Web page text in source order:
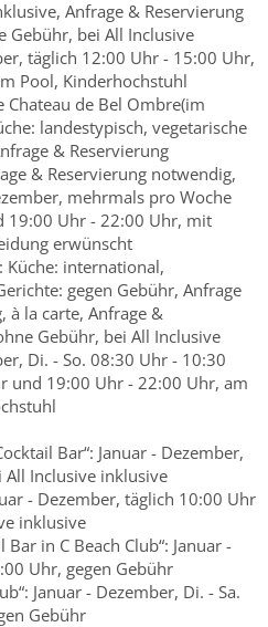
Anfrage & Reservierung
Gebühr, bei All Inclusive
täglich 12:00 Uhr - 15:00 Uhr,
Pool, Kinderhochstuhl
Chateau de Bel Ombre(im
landestypisch, vegetarische
& Reservierung
& Reservierung notwendig,
mehrmals pro Woche
19:00 Uhr - 22:00 Uhr, mit
erwünscht
Küche: international,
gegen Gebühr, Anfrage
à la carte, Anfrage &
Gebühr, bei All Inclusive
Di. - So. 08:30 Uhr - 10:30
und 19:00 Uhr - 22:00 Uhr, am
Bar“: Januar - Dezember,
Inclusive inklusive
- Dezember, täglich 10:00 Uhr
inklusive
in C Beach Club“: Januar -
Uhr, gegen Gebühr
Januar - Dezember, Di. - Sa.
Gebühr